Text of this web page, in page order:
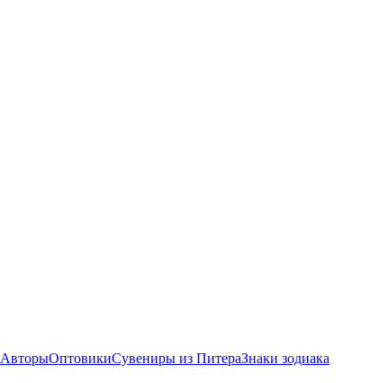
АвторыОптовикиСувениры из ПитераЗнаки зодиака